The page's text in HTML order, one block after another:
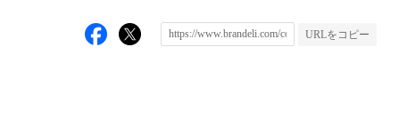
URLをコピー